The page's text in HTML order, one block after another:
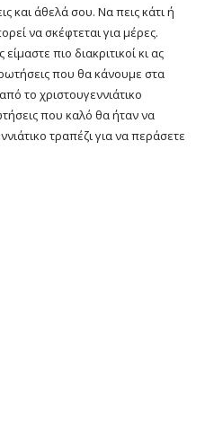
και άθελά σου. Να πεις κάτι ή
να σκέφτεται για μέρες.
πιο διακριτικοί κι ας
που θα κάνουμε στα
το χριστουγεννιάτικο
που καλό θα ήταν να
τραπέζι για να περάσετε